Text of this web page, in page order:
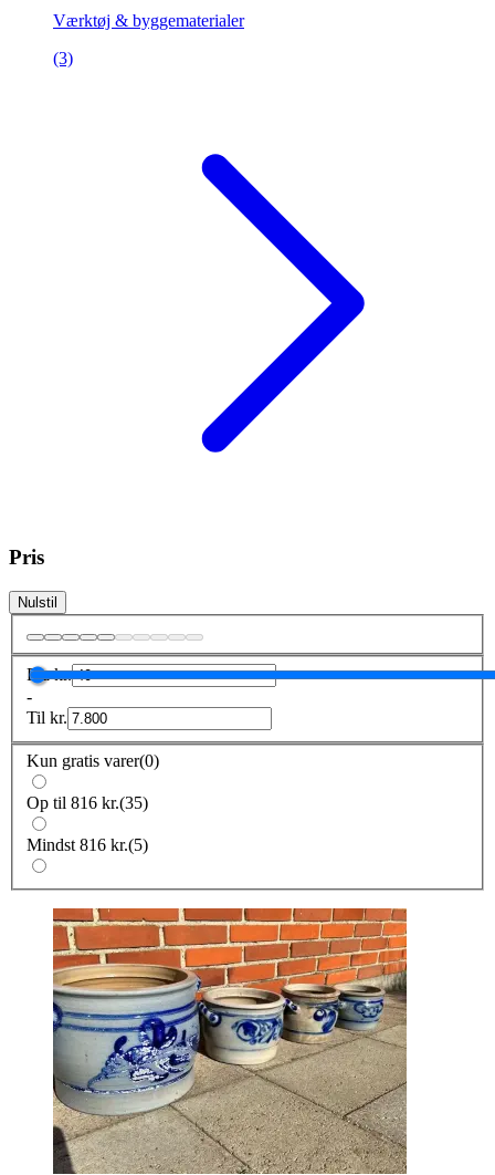
Værktøj & byggematerialer
(3)
Pris
Nulstil
Frakr.
-
Til kr.
Kun gratis varer(0)
Op til 816 kr.(35)
Mindst 816 kr.(5)